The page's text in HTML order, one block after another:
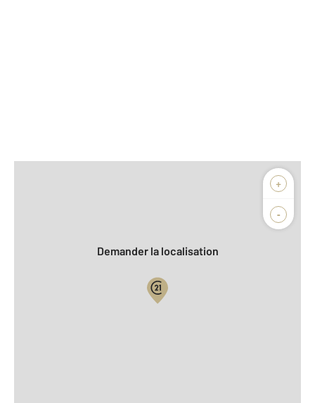
+
-
Demander la localisation